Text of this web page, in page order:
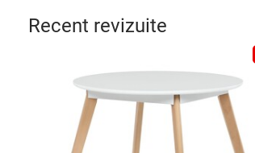
Recent revizuite